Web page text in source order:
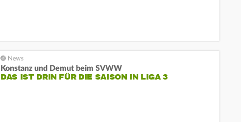
Konstanz und Demut beim SVWW
DAS IST DRIN FÜR DIE SAISON IN LIGA 3